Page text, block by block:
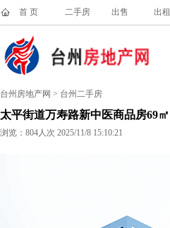
首 页 二手房 出售 出租
台州房地产网 > 台州二手房
太平街道万寿路新中医商品房69㎡
浏览： 804人次 2025/11/8 15:10:21